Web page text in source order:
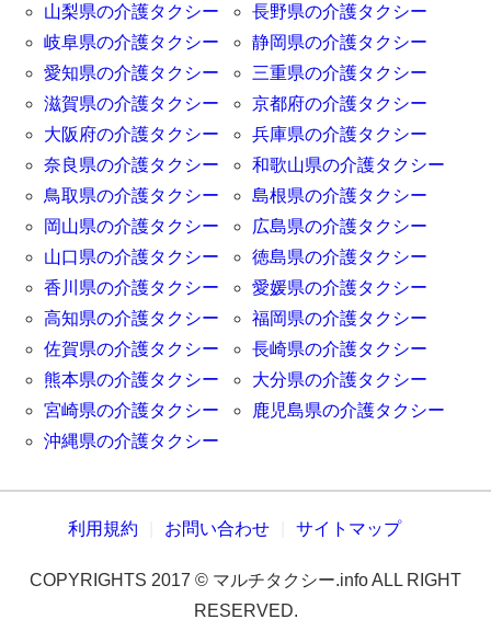
山梨県の介護タクシー
長野県の介護タクシー
岐阜県の介護タクシー
静岡県の介護タクシー
愛知県の介護タクシー
三重県の介護タクシー
滋賀県の介護タクシー
京都府の介護タクシー
大阪府の介護タクシー
兵庫県の介護タクシー
奈良県の介護タクシー
和歌山県の介護タクシー
鳥取県の介護タクシー
島根県の介護タクシー
岡山県の介護タクシー
広島県の介護タクシー
山口県の介護タクシー
徳島県の介護タクシー
香川県の介護タクシー
愛媛県の介護タクシー
高知県の介護タクシー
福岡県の介護タクシー
佐賀県の介護タクシー
長崎県の介護タクシー
熊本県の介護タクシー
大分県の介護タクシー
宮崎県の介護タクシー
鹿児島県の介護タクシー
沖縄県の介護タクシー
利用規約 お問い合わせ サイトマップ
COPYRIGHTS 2017 © マルチタクシー.info ALL RIGHT
RESERVED.